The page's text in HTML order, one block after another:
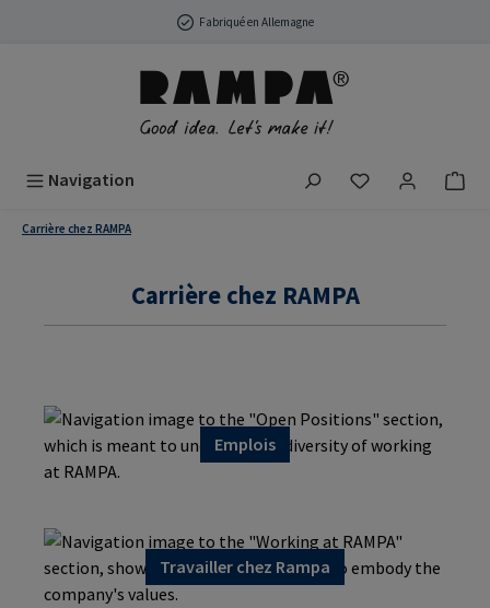
Passer au contenu principalFabriqué en Allemagne
Navigation Vous avez 0
Carrière chez RAMPA
Carrière chez RAMPA
Emplois
Travailler chez Rampa